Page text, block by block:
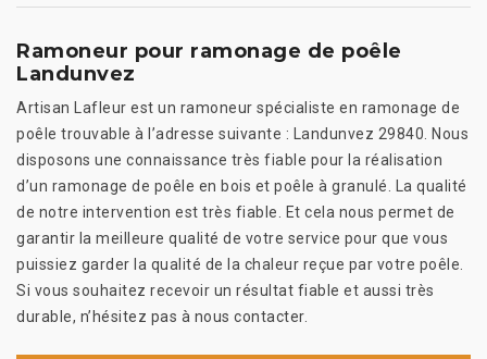
Ramoneur pour ramonage de poêle
Landunvez
Artisan Lafleur est un ramoneur spécialiste en ramonage de
poêle trouvable à l’adresse suivante : Landunvez 29840. Nous
disposons une connaissance très fiable pour la réalisation
d’un ramonage de poêle en bois et poêle à granulé. La qualité
de notre intervention est très fiable. Et cela nous permet de
garantir la meilleure qualité de votre service pour que vous
puissiez garder la qualité de la chaleur reçue par votre poêle.
Si vous souhaitez recevoir un résultat fiable et aussi très
durable, n’hésitez pas à nous contacter.